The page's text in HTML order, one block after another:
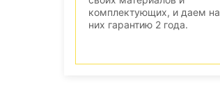
комплектующих, и даем на
них гарантию 2 года.